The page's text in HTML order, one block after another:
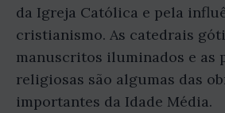
da Igreja Católica e pela
cristianismo. As catedrais
manuscritos iluminados e as
religiosas são algumas das
importantes da Idade Média.